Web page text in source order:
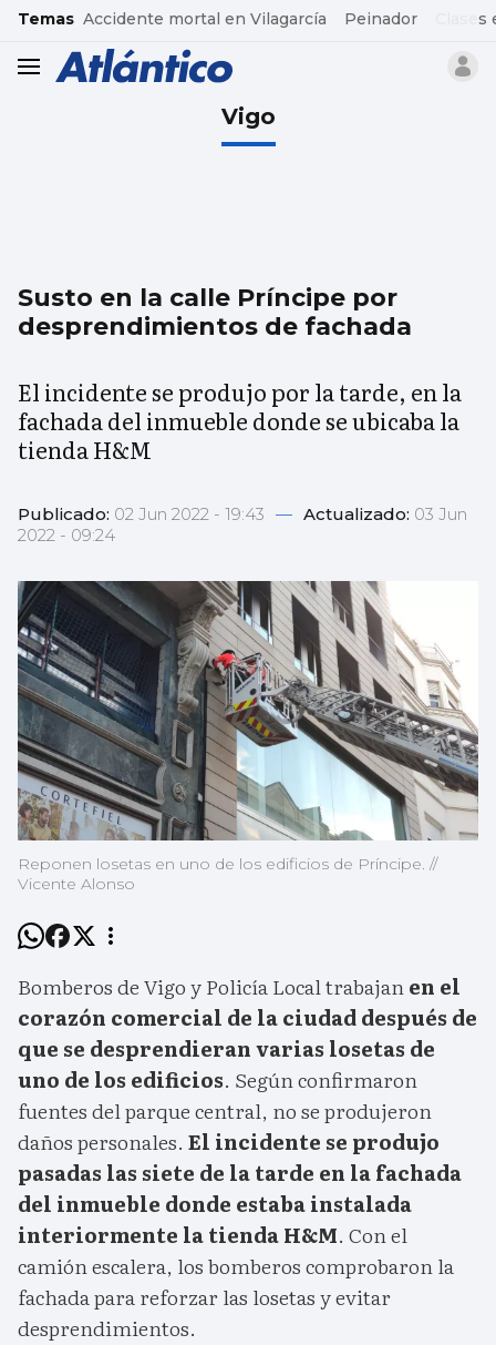
common.go-to-content
Temas Accidente mortal en Vilagarcía Peinador
header.menu.open
Vigo
Susto en la calle Príncipe por
desprendimientos de fachada
El incidente se produjo por la tarde, en la
fachada del inmueble donde se ubicaba la
tienda H&M
Publicado: 02 Jun 2022 - 19:43 — Actualizado: 03 Jun
2022 - 09:24
Reponen losetas en uno de los edificios de Príncipe. //
Vicente Alonso
Bomberos de Vigo y Policía Local trabajanen el
corazón comercial de la ciudad después de
que se desprendieran varias losetas de
uno de los edificios. Según confirmaron
fuentes del parque central, no se produjeron
daños personales. El incidente se produjo
pasadas las siete de la tarde en la fachada
del inmueble donde estaba instalada
interiormente la tienda H&M. Con el
camión escalera, los bomberos comprobaron la
fachada para reforzar las losetas y evitar
desprendimientos.